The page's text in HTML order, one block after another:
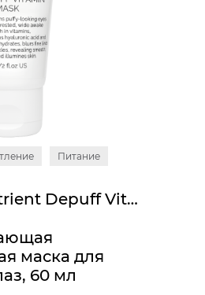
Питание
Line Repair Nutrient Depuff Vitamin Eye Mask
маска для
60 мл